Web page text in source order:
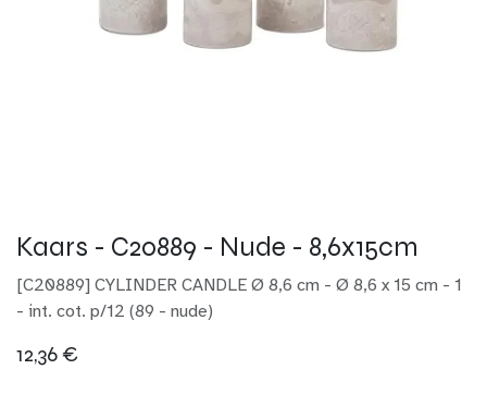
Kaars - C20889 - Nude - 8,6x15cm
[C20889] CYLINDER CANDLE Ø 8,6 cm - Ø 8,6 x 15 cm - 1
- int. cot. p/12 (89 - nude)
12,36€